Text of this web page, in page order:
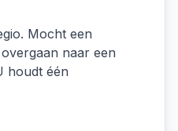
Mocht een
naar een
houdt één